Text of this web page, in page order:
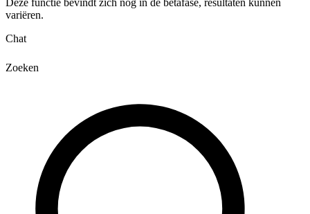
Deze functie bevindt zich nog in de bètafase, resultaten kunnen
variëren.
Chat
Zoeken